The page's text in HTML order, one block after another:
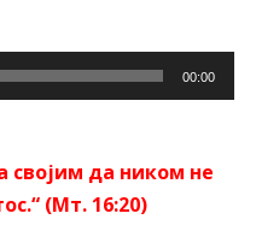
00:00
својим да ником не
(Мт. 16:20)